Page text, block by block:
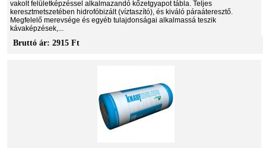
vakolt felületképzéssel alkalmazandó kőzetgyapot tábla. Teljes
keresztmetszetében hidrofóbizált (víztaszító), és kiváló páraáteresztő.
Megfelelő merevsége és egyéb tulajdonságai alkalmassá teszik
kávaképzések,...
Bruttó ár: 2915 Ft